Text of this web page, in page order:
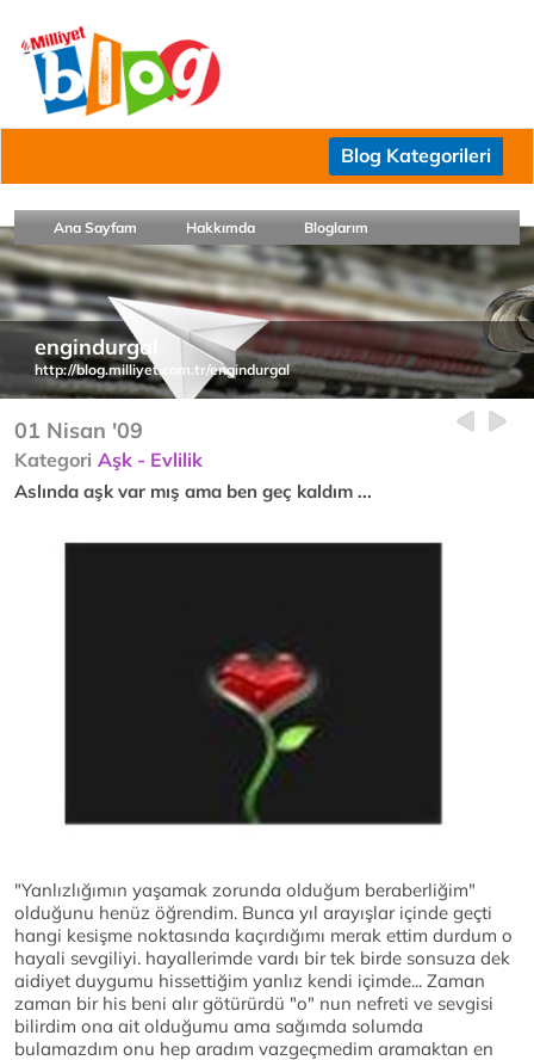
Blog Kategorileri
Ana Sayfam Hakkımda Bloglarım
engindurgal
http://blog.milliyet.com.tr/engindurgal
01 Nisan '09
Kategori Aşk - Evlilik
Aslında aşk var mış ama ben geç kaldım ...
"Yanlızlığımın yaşamak zorunda olduğum beraberliğim"
olduğunu henüz öğrendim. Bunca yıl arayışlar içinde geçti
hangi kesişme noktasında kaçırdığımı merak ettim durdum o
hayali sevgiliyi. hayallerimde vardı bir tek birde sonsuza dek
aidiyet duygumu hissettiğim yanlız kendi içimde... Zaman
zaman bir his beni alır götürürdü "o" nun nefreti ve sevgisi
bilirdim ona ait olduğumu ama sağımda solumda
bulamazdım onu hep aradım vazgeçmedim aramaktan en